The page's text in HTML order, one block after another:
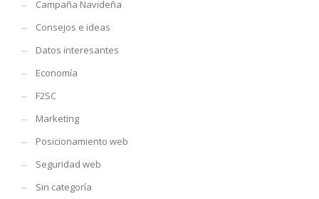
Campaña Navideña
Consejos e ideas
Datos interesantes
Economía
F2SC
Marketing
Posicionamiento web
Seguridad web
Sin categoría